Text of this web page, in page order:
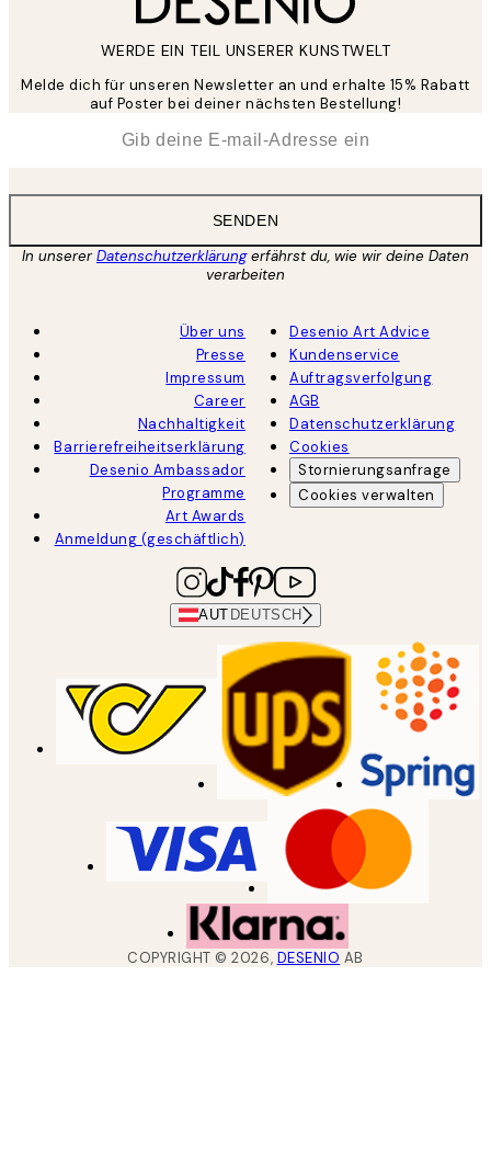
WERDE EIN TEIL UNSERER KUNSTWELT
Melde dich für unseren Newsletter an und erhalte 15% Rabatt
auf Poster bei deiner nächsten Bestellung!
SENDEN
In unsererDatenschutzerklärungerfährst du, wie wir deine Daten
verarbeiten
Über uns
Presse
Impressum
Career
Nachhaltigkeit
Barrierefreiheitserklärung
Desenio Ambassador
Programme
Art Awards
Anmeldung (geschäftlich)
Desenio Art Advice
Kundenservice
Auftragsverfolgung
AGB
Datenschutzerklärung
Cookies
Stornierungsanfrage
Cookies verwalten
AUT DEUTSCH
COPYRIGHT ©2026, DESENIO AB